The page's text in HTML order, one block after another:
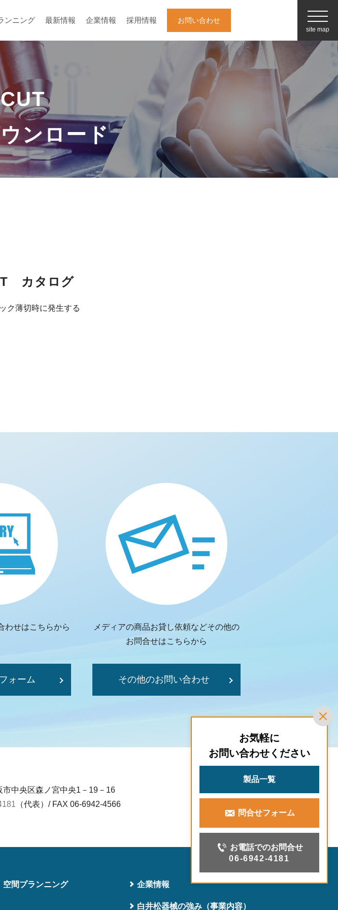
ンニング 最新情報 企業情報 採用情報 お問い合わせ
site map
ンロード
空間プランニング
白井松器械の強み
（事業内容）
採用情報
カタログ
ク薄切時に発生する
わせはこちらから
ォーム
メディアの商品お貸し依頼などその他の
お問合せはこちらから
その他のお問い合わせ
市中央区森ノ宮中央1－19－16
（代表）/ FAX 06‐6942‐4566
空間プランニング 企業情報
白井松器械の強み（事業内容）
お気軽に
お問い合わせください
製品一覧
問合せフォーム
お電話でのお問合せ
06-6942-4181